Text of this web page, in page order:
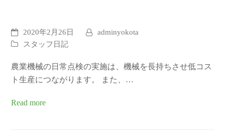
2020年2月26日
adminyokota
スタッフ日記
農業機械の日常点検の実施は、機械を長持ちさせ低コス
ト生産につながります。 また、…
Read more